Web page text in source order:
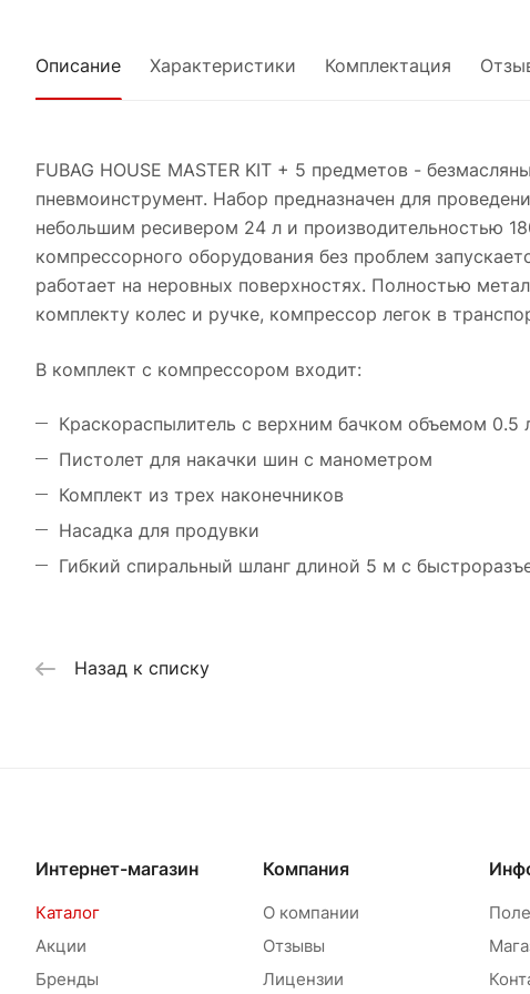
Описание Характеристики Комплектация
FUBAG HOUSE MASTER KIT + 5 предметов -
пневмоинструмент. Набор предназначен для
небольшим ресивером 24 л и производительностью
компрессорного оборудования без проблем
работает на неровных поверхностях. Полностью
комплекту колес и ручке, компрессор легок в
В комплект с компрессором входит:
Краскораспылитель с верхним бачком объемом 0.5
Пистолет для накачки шин с манометром
Комплект из трех наконечников
Насадка для продувки
Гибкий спиральный шланг длиной 5 м с
Назад к списку
Интернет-магазин
Каталог
Акции
Бренды
Компания
О компании
Отзывы
Лицензии